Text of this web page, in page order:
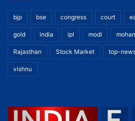
bjp bse congress court
gold india ipl modi mohan
Rajasthan Stock Market top-
vishnu